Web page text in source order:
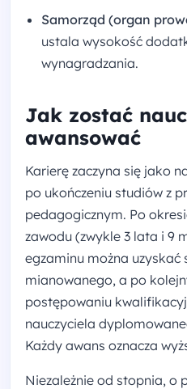
Samorząd (organ
ustala wysokość
wynagradzania.
Jak zostać
awansować
Karierę zaczyna się jako
po ukończeniu studiów z
pedagogicznym. Po
zawodu (zwykle 3 lata i 9
egzaminu można uzyskać
mianowanego, a po
postępowaniu
nauczyciela
Każdy awans oznacza
Niezależnie od stopnia, o